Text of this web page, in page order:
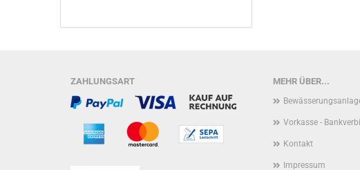
MEHR ÜBER...
Vorkasse -
Kontakt
Impressum
ZAHLUNGSART